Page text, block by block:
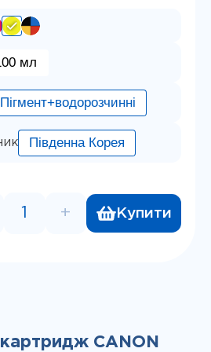
мл
Пігмент+водорозчинні
Південна Корея
Водорозчинне чорнило
+ Купити
CANON